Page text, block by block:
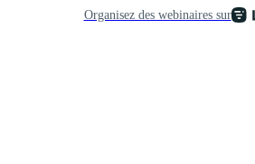
Organisez des webinaires sur